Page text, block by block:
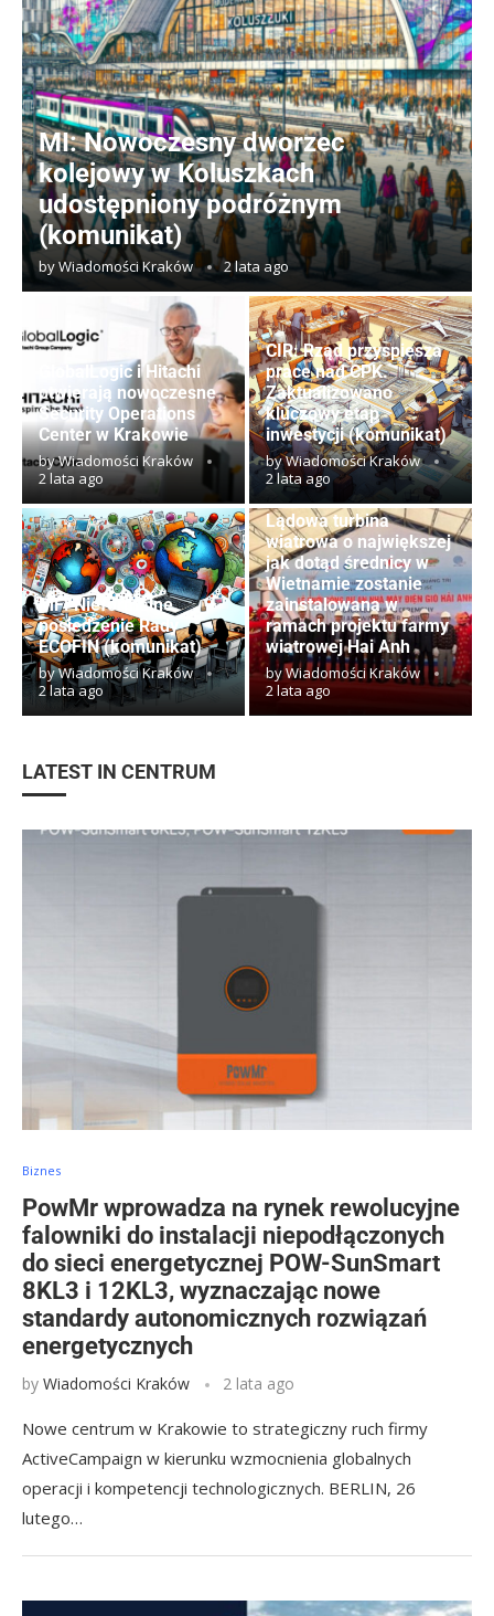
MI: Nowoczesny dworzec
kolejowy w Koluszkach
udostępniony podróżnym
(komunikat)
byWiadomości Kraków 2 lata ago
GlobalLogic i Hitachi
otwierają nowoczesne
Security Operations
Center w Krakowie
byWiadomości Kraków
2 lata ago
CIR: Rząd przyspiesza
prace nad CPK.
Zaktualizowano
kluczowy etap
inwestycji (komunikat)
byWiadomości Kraków
2 lata ago
MF: Nieformalne
posiedzenie Rady
ECOFIN (komunikat)
byWiadomości Kraków
2 lata ago
Lądowa turbina
wiatrowa o największej
jak dotąd średnicy w
Wietnamie zostanie
zainstalowana w
ramach projektu farmy
wiatrowej Hai Anh
byWiadomości Kraków
2 lata ago
LATEST IN CENTRUM
Biznes
PowMr wprowadza na rynek rewolucyjne
falowniki do instalacji niepodłączonych
do sieci energetycznej POW-SunSmart
8KL3 i 12KL3, wyznaczając nowe
standardy autonomicznych rozwiązań
energetycznych
by Wiadomości Kraków 2 lata ago
Nowe centrum w Krakowie to strategiczny ruch firmy
ActiveCampaign w kierunku wzmocnienia globalnych
operacji i kompetencji technologicznych. BERLIN, 26
lutego…